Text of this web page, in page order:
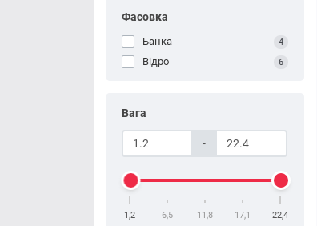
Фасовка
Банка 4
Відро 6
Вага
-
1,2 6,5 11,8 17,1 22,4